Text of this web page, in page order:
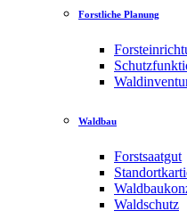
Forstliche Planung
Waldbau
Forstsaatgut
Waldschutz